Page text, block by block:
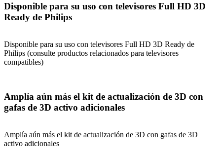
Disponible para su uso con televisores Full HD 3D
Ready de Philips
Disponible para su uso con televisores Full HD 3D Ready de
Philips (consulte productos relacionados para televisores
compatibles)
Amplía aún más el kit de actualización de 3D con
gafas de 3D activo adicionales
Amplía aún más el kit de actualización de 3D con gafas de 3D
activo adicionales